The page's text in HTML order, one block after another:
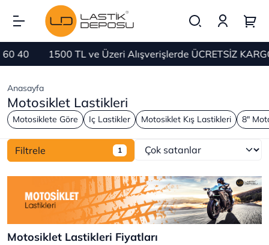
1500 TL ve Üzeri Alışverişlerde ÜCRETSİZ KARGO
Anasayfa
Motosiklet Lastikleri
Motosiklete Göre Iç Lastikler Motosiklet Kış Lastikleri 8"
Filtrele 1
Motosiklet Lastikleri Fiyatları